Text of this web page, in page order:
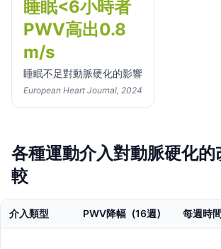
睡眠<6小時者
PWV高出0.8
m/s
睡眠不足對動脈硬化的影響
European Heart Journal, 2024
各種運動介入對動脈硬化的
較
介入類型 PWV降幅（16週） 每週時